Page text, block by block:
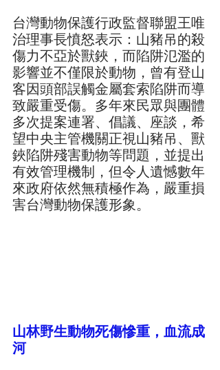
台灣動物保護行政監督聯盟王唯
治理事長憤怒表示：山豬吊的殺
傷力不亞於獸鋏，而陷阱氾濫的
影響並不僅限於動物，曾有登山
客因頭部誤觸金屬套索陷阱而導
致嚴重受傷。多年來民眾與團體
多次提案連署、倡議、座談，希
望中央主管機關正視山豬吊、獸
鋏陷阱殘害動物等問題，並提出
有效管理機制，但令人遺憾數年
來政府依然無積極作為，嚴重損
害台灣動物保護形象。
山林野生動物死傷慘重 ，血流成
河